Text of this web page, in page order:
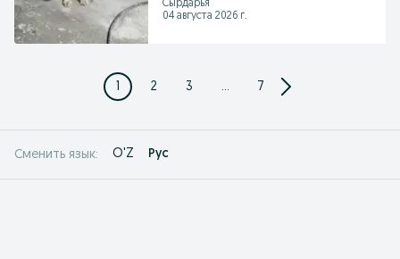
Сырдарья
04 августа 2026 г.
1 2 3 ... 7
Сменить язык: O'Z Рус